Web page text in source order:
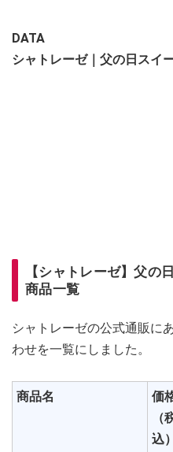
DATA
シャトレーゼ｜父の日スイ
【シャトレーゼ】父の
商品一覧
シャトレーゼの公式通販に
わせを一覧にしました。
商品名
価
（
込）